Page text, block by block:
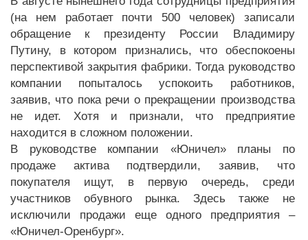
(на нем работает почти 500 человек) записали
обращение к президенту России Владимиру
Путину, в котором признались, что обеспокоены
перспективой закрытия фабрики. Тогда руководство
компании попыталось успокоить работников,
заявив, что пока речи о прекращении производства
не идет. Хотя и признали, что предприятие
находится в сложном положении.
В руководстве компании «Юничел» планы по
продаже актива подтвердили, заявив, что
покупателя ищут, в первую очередь, среди
участников обувного рынка. Здесь также не
исключили продажи еще одного предприятия –
«Юничел-Оренбург».